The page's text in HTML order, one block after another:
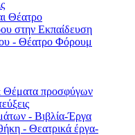
Θέατρο
στην Εκπαίδευση
- Θέατρο Φόρουμ
Θέματα προσφύγων
- Βιβλία-Έργα
- Θεατρικά έργα-